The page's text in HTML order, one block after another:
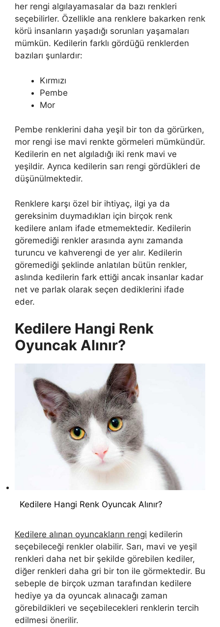
her rengi algılayamasalar da bazı renkleri
seçebilirler. Özellikle ana renklere bakarken renk
körü insanların yaşadığı sorunları yaşamaları
mümkün. Kedilerin farklı gördüğü renklerden
bazıları şunlardır:
Kırmızı
Pembe
Mor
Pembe renklerini daha yeşil bir ton da görürken,
mor rengi ise mavi renkte görmeleri mümkündür.
Kedilerin en net algıladığı iki renk mavi ve
yeşildir. Ayrıca kedilerin sarı rengi gördükleri de
düşünülmektedir.
Renklere karşı özel bir ihtiyaç, ilgi ya da
gereksinim duymadıkları için birçok renk
kedilere anlam ifade etmemektedir. Kedilerin
göremediği renkler arasında aynı zamanda
turuncu ve kahverengi de yer alır. Kedilerin
göremediği şeklinde anlatılan bütün renkler,
aslında kedilerin fark ettiği ancak insanlar kadar
net ve parlak olarak seçen dediklerini ifade
eder.
Kedilere Hangi Renk
Oyuncak Alınır?
Kedilere Hangi Renk Oyuncak Alınır?
Kedilere alınan oyuncakların rengi kedilerin
seçebileceği renkler olabilir. Sarı, mavi ve yeşil
renkleri daha net bir şekilde görebilen kediler,
diğer renkleri daha gri bir ton ile görmektedir. Bu
sebeple de birçok uzman tarafından kedilere
hediye ya da oyuncak alınacağı zaman
görebildikleri ve seçebilecekleri renklerin tercih
edilmesi önerilir.